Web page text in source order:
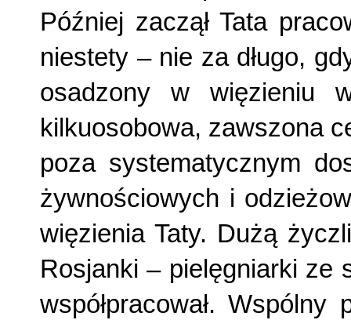
Później zaczął Tata
niestety – nie za długo,
osadzony w więzieniu
kilkuosobowa, zawszona
poza systematycznym
żywnościowych i
więzienia Taty. Dużą
Rosjanki – pielęgniarki ze
współpracował.